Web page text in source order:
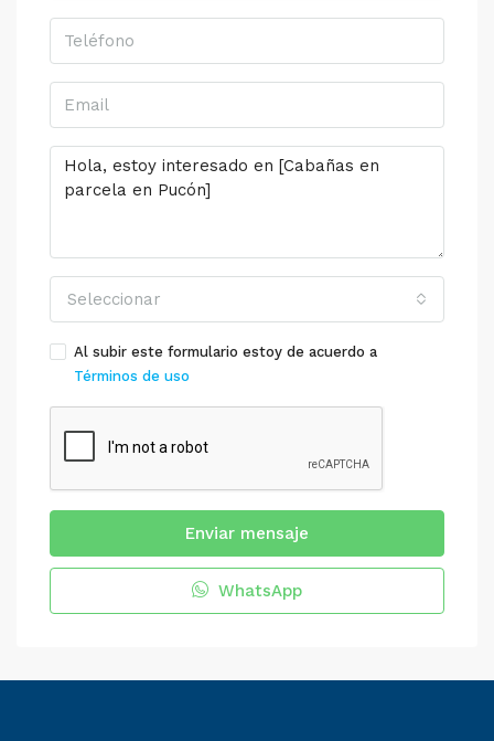
Seleccionar
Al subir este formulario estoy de acuerdo a
Términos de uso
Enviar mensaje
WhatsApp